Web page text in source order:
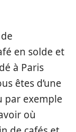
en solde et
à Paris
êtes d’une
par exemple
où